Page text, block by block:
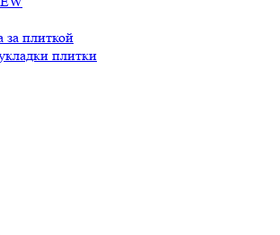
за плиткой
плитки